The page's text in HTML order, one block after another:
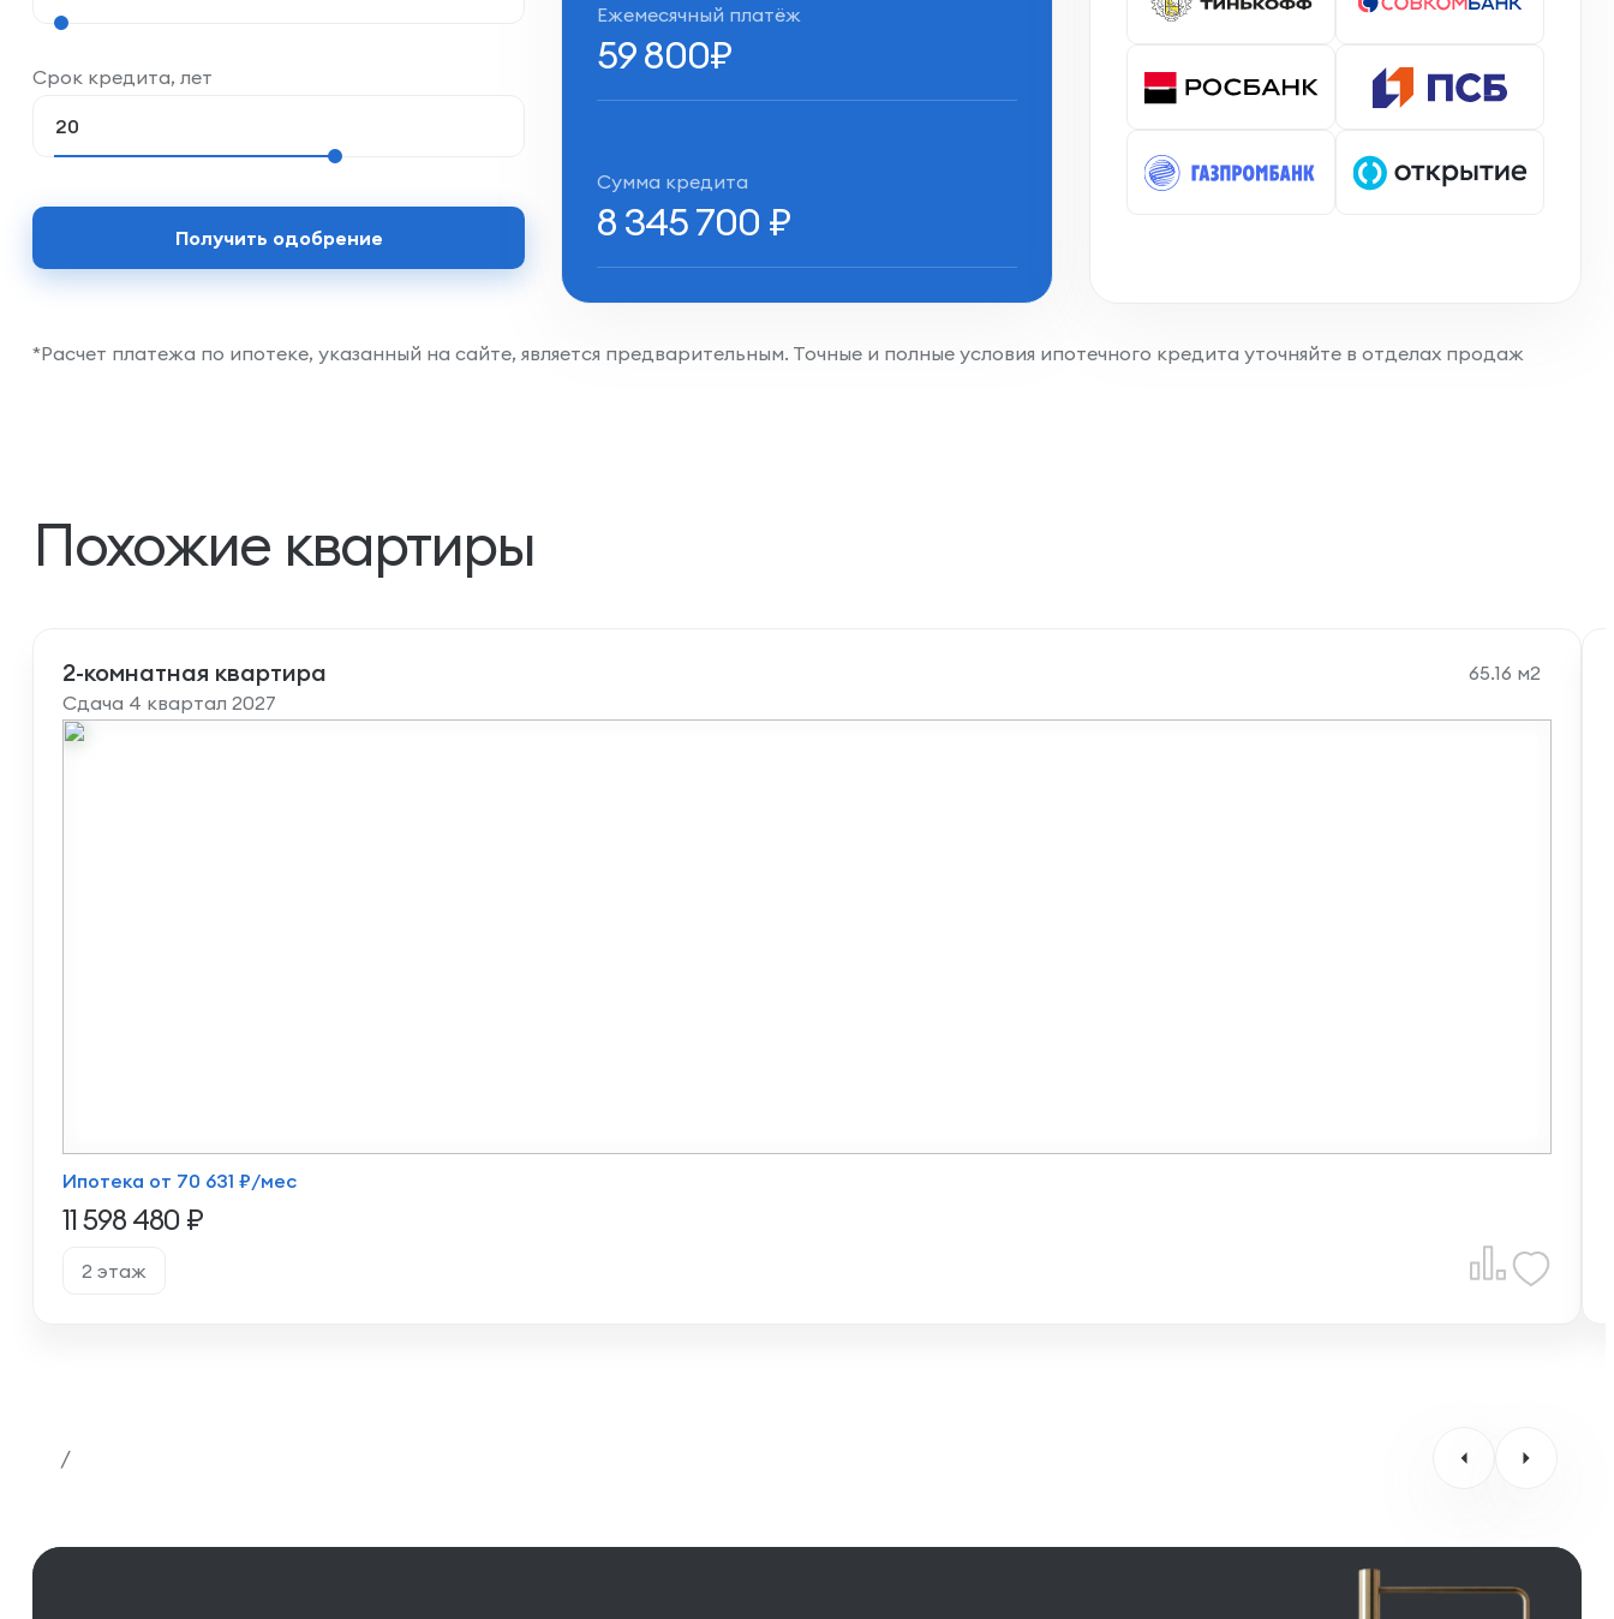
Срок кредита, лет
Получить одобрение
Ежемесячный платёж
59 800₽
Сумма кредита
8 345 700 ₽
*Расчет платежа по ипотеке, указанный на сайте, является предварительным. Точные и полные условия ипотечного кредита уточняйте в отделах продаж
Похожие квартиры
2-комнатная квартира
65.16 м2
Сдача 4 квартал 2027
Ипотека от 70 631 ₽/мес
11 598 480 ₽
2 этаж
/